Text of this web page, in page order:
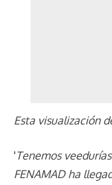
Esta visualización
'Tenemos
FENAMAD ha